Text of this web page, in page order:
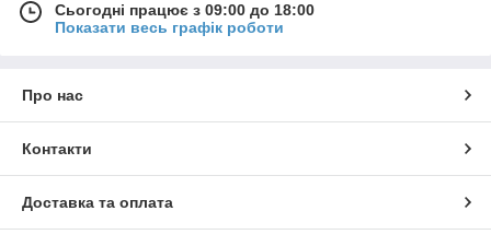
Сьогодні працює з 09:00 до 18:00
Показати весь графік роботи
Про нас
Контакти
Доставка та оплата